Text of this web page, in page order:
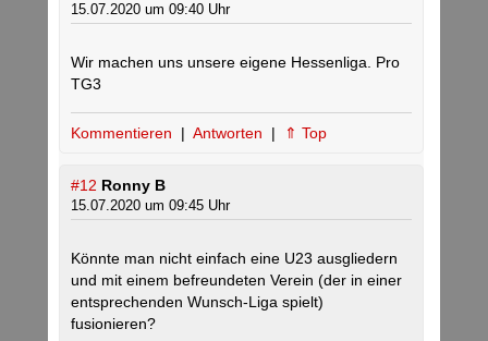
15.07.2020 um 09:40 Uhr
Wir machen uns unsere eigene Hessenliga. Pro
TG3
Kommentieren | Antworten | ⇑ Top
#12 Ronny B
15.07.2020 um 09:45 Uhr
Könnte man nicht einfach eine U23 ausgliedern
und mit einem befreundeten Verein (der in einer
entsprechenden Wunsch-Liga spielt)
fusionieren?